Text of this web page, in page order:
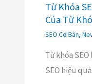
Từ Khóa
Của Từ
SEO Cơ Bản,
Từ khóa
SEO hiệu